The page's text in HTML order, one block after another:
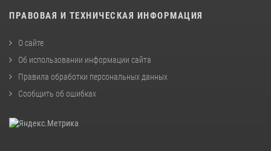
ПРАВОВАЯ И ТЕХНИЧЕСКАЯ ИНФОРМАЦИЯ
О сайте
Об использовании информации сайта
Правила обработки персональных данных
Сообщить об ошибках